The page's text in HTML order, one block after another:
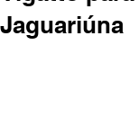
Jaguariúna